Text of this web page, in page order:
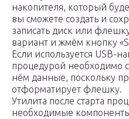
накопителя, который
вы сможете создать и
записать диск или
вариант и жмём кнопку
Если используется USB-
процедурой необходимо
нём данные, поскольку
отформатирует флешку.
Утилита после старта
необходимые